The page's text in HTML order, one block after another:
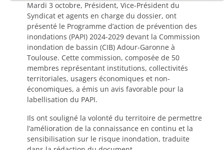
Mardi 3 octobre, Président, Vice-Président du
Syndicat et agents en charge du dossier, ont
présenté le Programme d’action de prévention des
inondations (PAPI) 2024-2029 devant la Commission
inondation de bassin (CIB) Adour-Garonne à
Toulouse. Cette commission, composée de 50
membres représentant institutions, collectivités
territoriales, usagers économiques et non-
économiques, a émis un avis favorable pour la
labellisation du PAPI.
Ils ont souligné la volonté du territoire de permettre
l’amélioration de la connaissance en continu et la
sensibilisation sur le risque inondation, traduite